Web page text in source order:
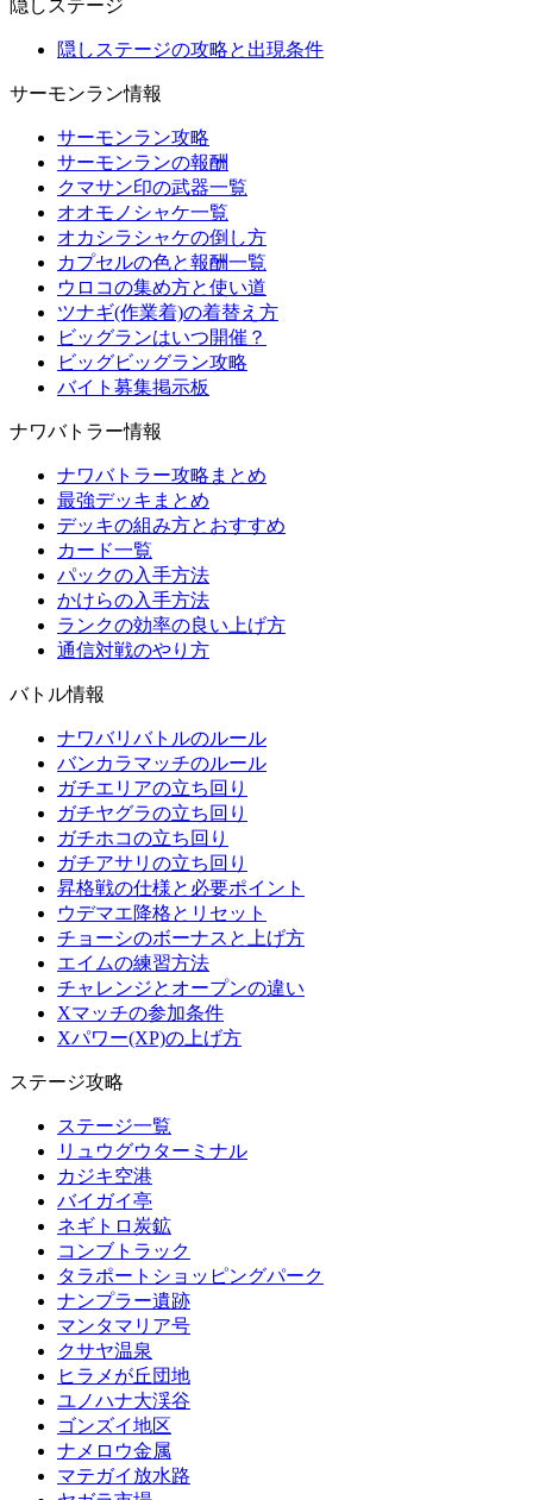
隠しステージ
隠しステージの攻略と出現条件
サーモンラン情報
サーモンラン攻略
サーモンランの報酬
クマサン印の武器一覧
オオモノシャケ一覧
オカシラシャケの倒し方
カプセルの色と報酬一覧
ウロコの集め方と使い道
ツナギ(作業着)の着替え方
ビッグランはいつ開催？
ビッグビッグラン攻略
バイト募集掲示板
ナワバトラー情報
ナワバトラー攻略まとめ
最強デッキまとめ
デッキの組み方とおすすめ
カード一覧
パックの入手方法
かけらの入手方法
ランクの効率の良い上げ方
通信対戦のやり方
バトル情報
ナワバリバトルのルール
バンカラマッチのルール
ガチエリアの立ち回り
ガチヤグラの立ち回り
ガチホコの立ち回り
ガチアサリの立ち回り
昇格戦の仕様と必要ポイント
ウデマエ降格とリセット
チョーシのボーナスと上げ方
エイムの練習方法
チャレンジとオープンの違い
Xマッチの参加条件
Xパワー(XP)の上げ方
ステージ攻略
ステージ一覧
リュウグウターミナル
カジキ空港
バイガイ亭
ネギトロ炭鉱
コンブトラック
タラポートショッピングパーク
ナンプラー遺跡
マンタマリア号
クサヤ温泉
ヒラメが丘団地
ユノハナ大渓谷
ゴンズイ地区
ナメロウ金属
マテガイ放水路